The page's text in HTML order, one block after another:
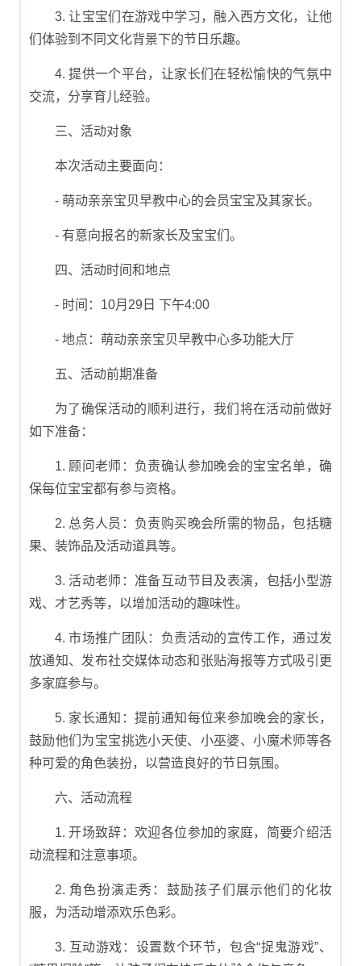
3. 让宝宝们在游戏中学习，融入西方文化，让他
们体验到不同文化背景下的节日乐趣。
4. 提供一个平台，让家长们在轻松愉快的气氛中
交流，分享育儿经验。
三、活动对象
本次活动主要面向：
- 萌动亲亲宝贝早教中心的会员宝宝及其家长。
- 有意向报名的新家长及宝宝们。
四、活动时间和地点
- 时间：10月29日 下午4:00
- 地点：萌动亲亲宝贝早教中心多功能大厅
五、活动前期准备
为了确保活动的顺利进行，我们将在活动前做好
如下准备：
1. 顾问老师：负责确认参加晚会的宝宝名单，确
保每位宝宝都有参与资格。
2. 总务人员：负责购买晚会所需的物品，包括糖
果、装饰品及活动道具等。
3. 活动老师：准备互动节目及表演，包括小型游
戏、才艺秀等，以增加活动的趣味性。
4. 市场推广团队：负责活动的宣传工作，通过发
放通知、发布社交媒体动态和张贴海报等方式吸引更
多家庭参与。
5. 家长通知：提前通知每位来参加晚会的家长，
鼓励他们为宝宝挑选小天使、小巫婆、小魔术师等各
种可爱的角色装扮，以营造良好的节日氛围。
六、活动流程
1. 开场致辞：欢迎各位参加的家庭，简要介绍活
动流程和注意事项。
2. 角色扮演走秀：鼓励孩子们展示他们的化妆
服，为活动增添欢乐色彩。
3. 互动游戏：设置数个环节，包含“捉鬼游戏”、